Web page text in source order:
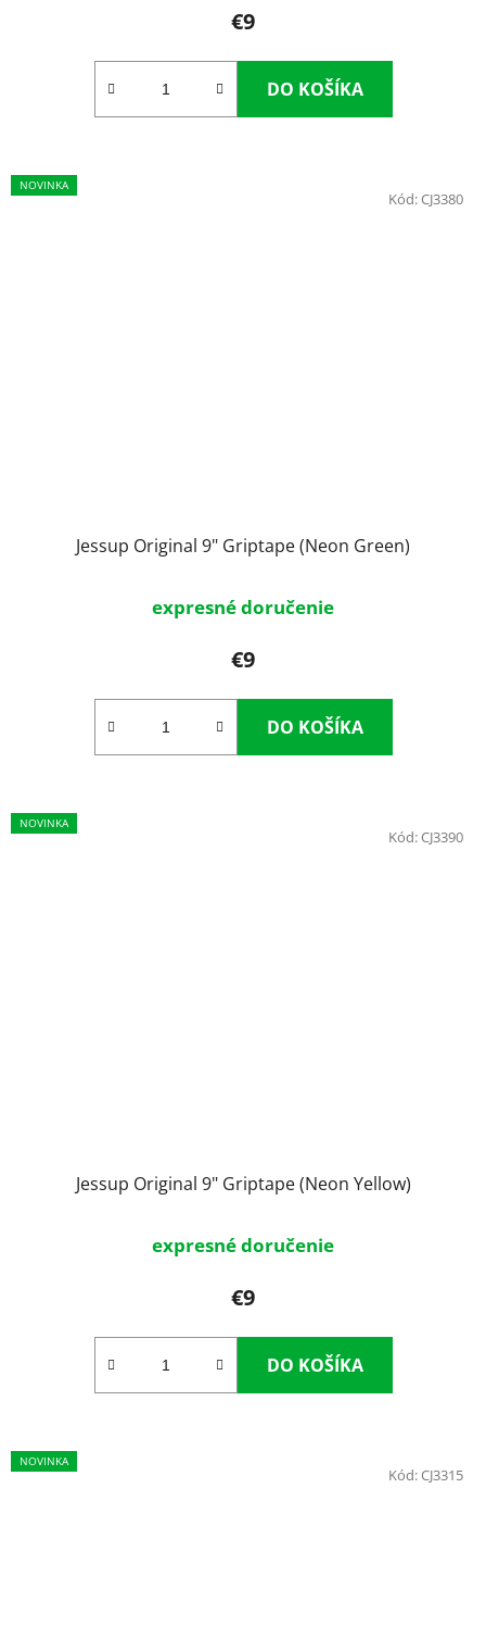
€9
DO KOŠÍKA
NOVINKA
Jessup Original 9" Griptape (Neon Green)
expresné doručenie
€9
DO KOŠÍKA
Kód:CJ3380
NOVINKA
Jessup Original 9" Griptape (Neon Yellow)
expresné doručenie
€9
DO KOŠÍKA
Kód:CJ3390
NOVINKA
Kód:CJ3315